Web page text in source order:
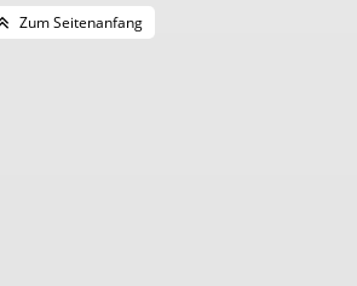
Zum Seitenanfang